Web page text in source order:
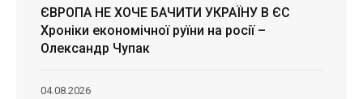
ЄВРОПА НЕ ХОЧЕ БАЧИТИ УКРАЇНУ В ЄС
Хроніки економічної руїни на росії –
Олександр Чупак
04.08.2026